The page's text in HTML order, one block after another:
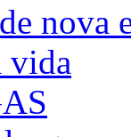
nova
vida